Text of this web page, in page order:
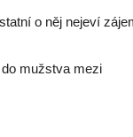
o něj nejeví
mužstva mezi